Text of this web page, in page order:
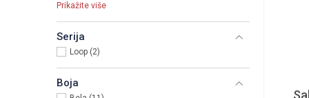
Prikažite više
Serija
Loop (2)
Boja